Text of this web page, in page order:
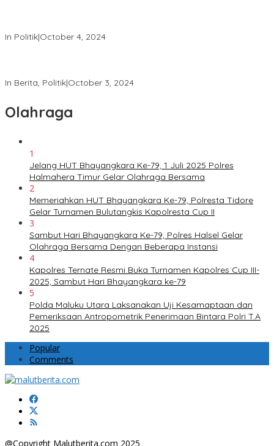
In Politik|October 4, 2024
In Berita, Politik|October 3, 2024
Olahraga
1
Jelang HUT Bhayangkara Ke-79, 1 Juli 2025 Polres
Halmahera Timur Gelar Olahraga Bersama
2
Memeriahkan HUT Bhayangkara Ke-79, Polresta Tidore
Gelar Turnamen Bulutangkis Kapolresta Cup II
3
Sambut Hari Bhayangkara Ke-79, Polres Halsel Gelar
Olahraga Bersama Dengan Beberapa Instansi
4
Kapolres Ternate Resmi Buka Turnamen Kapolres Cup III-
2025, Sambut Hari Bhayangkara ke-79
5
Polda Maluku Utara Laksanakan Uji Kesamaptaan dan
Pemeriksaan Antropometrik Penerimaan Bintara Polri T.A
2025
Popular
Comments
@Copyright Malutberita.com 2025